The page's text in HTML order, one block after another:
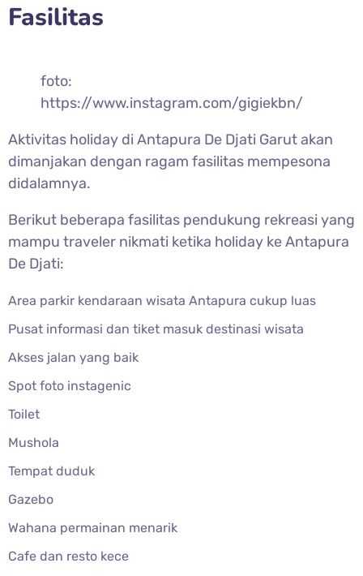
Fasilitas
foto:
https://www.instagram.com/gigiekbn/
Aktivitas holiday di Antapura De Djati Garut akan
dimanjakan dengan ragam fasilitas mempesona
didalamnya.
Berikut beberapa fasilitas pendukung rekreasi yang
mampu traveler nikmati ketika holiday ke Antapura
De Djati:
Area parkir kendaraan wisata Antapura cukup luas
Pusat informasi dan tiket masuk destinasi wisata
Akses jalan yang baik
Spot foto instagenic
Toilet
Mushola
Tempat duduk
Gazebo
Wahana permainan menarik
Cafe dan resto kece